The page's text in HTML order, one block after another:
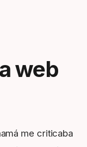
web
me criticaba